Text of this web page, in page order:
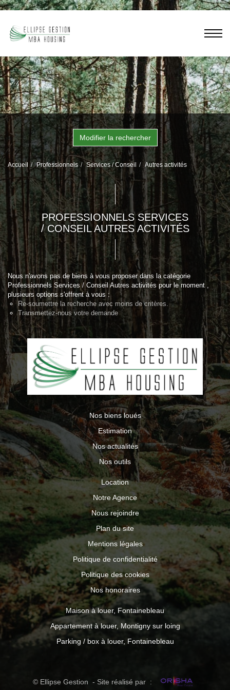
Modifier la rechercher
Accueil Professionnels Services / Conseil Autres activités
PROFESSIONNELS SERVICES
/ CONSEIL AUTRES ACTIVITÉS
Nous n'avons pas de biens à vous proposer dans la catégorie
Professionnels Services / Conseil Autres activités pour le moment ,
plusieurs options s'offrent à vous :
Re-soumettre la recherche avec moins de critères.
Transmettez-nous votre demande
Nos biens loués
Estimation
Nos actualités
Nos outils
Location
Notre Agence
Nous rejoindre
Plan du site
Mentions légales
Politique de confidentialité
Politique des cookies
Nos honoraires
Maison à louer, Fontainebleau
Appartement à louer, Montigny sur loing
Parking / box à louer, Fontainebleau
© Ellipse Gestion - Site réalisé par :